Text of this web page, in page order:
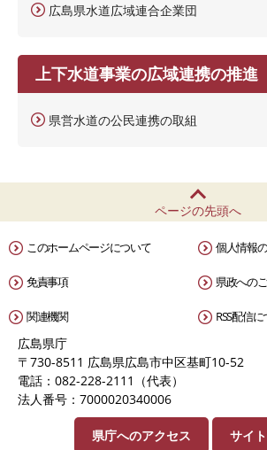
広島県水道広域連合企業団
上下水道事業の広域連携の推進
県営水道の公民連携の取組
ページの先頭へ
このホームページについて 個人情報
免責事項 県政への
関連機関 RSS配信
広島県庁
〒730-8511 広島県広島市中区基町10-52
電話：082-228-2111（代表）
法人番号：7000020340006
県庁へのアクセス サイ